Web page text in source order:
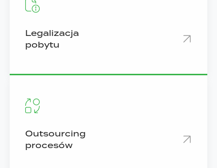
Legalizacja
pobytu
Outsourcing
procesów